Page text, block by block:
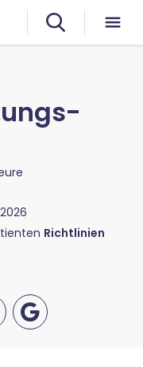
Richtlinien